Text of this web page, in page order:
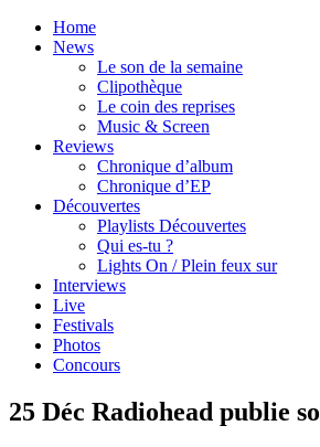
Home
News
Le son de la semaine
Clipothèque
Le coin des reprises
Music & Screen
Reviews
Chronique d’album
Chronique d’EP
Découvertes
Playlists Découvertes
Qui es-tu ?
Lights On / Plein feux sur
Interviews
Live
Festivals
Photos
Concours
25 Déc Radiohead publie